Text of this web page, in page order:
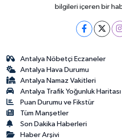
bilgileri içeren bir
Antalya Nöbetçi Eczaneler
Antalya Hava Durumu
Antalya Namaz Vakitleri
Antalya Trafik Yoğunluk Haritası
Puan Durumu ve Fikstür
Tüm Manşetler
Son Dakika Haberleri
Haber Arşivi